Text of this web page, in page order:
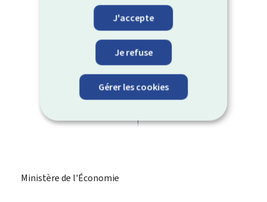
J'accepte
Je refuse
Gérer les cookies
Ministère de l'Économie